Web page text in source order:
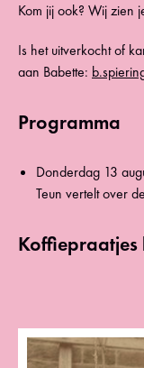
Kom jij ook? Wij zien
Is het uitverkocht of
aan Babette:
Programma
Donderdag 13
Teun vertelt over
Koffiepraatjes